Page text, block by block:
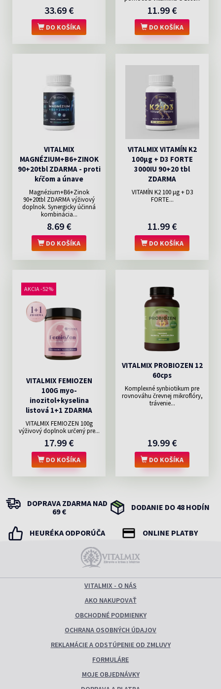
33.69 €
DO KOŠÍKA
11.99 €
DO KOŠÍKA
VITALMIX
MAGNÉZIUM+B6+ZINOK
90+20tbl ZDARMA - proti
kŕčom a únave
Magnézium+B6+Zinok
90+20tbl ZDARMA výživový
doplnok. Synergicky účinná
kombinácia...
8.69 €
DO KOŠÍKA
VITALMIX VITAMÍN K2
100µg + D3 FORTE
3000IU 90+20 tbl
ZDARMA
VITAMÍN K2 100 μg + D3
FORTE...
11.99 €
DO KOŠÍKA
AKCIA -52%
VITALMIX FEMIOZEN
100G myo-
inozitol+kyselina
listová 1+1 ZDARMA
VITALMIX FEMIOZEN 100g
výživový doplnok určený pre...
17.99 €
DO KOŠÍKA
VITALMIX PROBIOZEN 12
60cps
Komplexné synbiotikum pre
rovnováhu črevnej mikroflóry,
trávenie...
19.99 €
DO KOŠÍKA
DOPRAVA ZDARMA NAD
69 €
DODANIE DO 48 HODÍN
HEURÉKA ODPORÚČA ONLINE PLATBY
VITALMIX - O NÁS
AKO NAKUPOVAŤ
OBCHODNÉ PODMIENKY
OCHRANA OSOBNÝCH ÚDAJOV
REKLAMÁCIE A ODSTÚPENIE OD ZMLUVY
FORMULÁRE
MOJE OBJEDNÁVKY